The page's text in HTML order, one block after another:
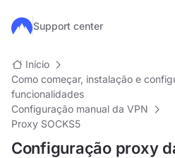
Ir para o conteúdo principal
Support center
Início
Como começar, instalação e
funcionalidades
Configuração manual da VPN
Proxy SOCKS5
Configuração proxy